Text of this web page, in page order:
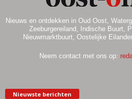
Nieuws en ontdekken in Oud Oost,
Zeeburgereiland, Indische Buurt,
Nieuwmarktbuurt, Oostelijke
Neem contact met ons op:
Nieuwste berichten